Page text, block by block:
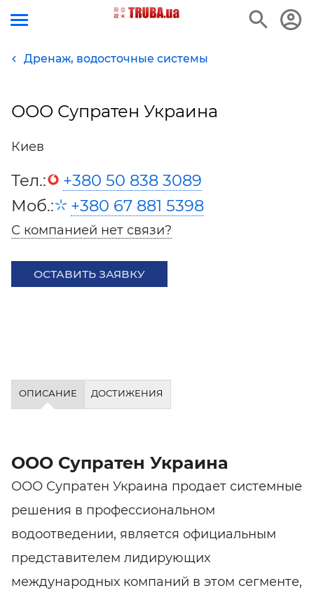
Дренаж, водосточные системы
ООО Супратен Украина
Киев
Тел.:
+380 50 838 3089
Моб.:
+380 67 881 5398
С компанией нет связи?
ОСТАВИТЬ ЗАЯВКУ
ОПИСАНИЕ ДОСТИЖЕНИЯ
ООО Супратен Украина
ООО Супратен Украина продает системные
решения в профессиональном
водоотведении, является официальным
представителем лидирующих
международных компаний в этом сегменте,